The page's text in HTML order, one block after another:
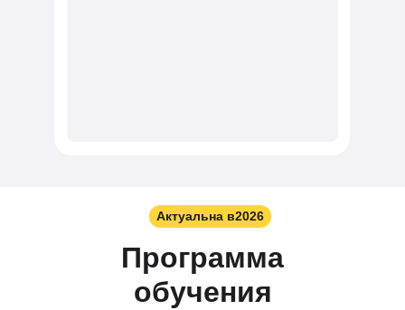
Программа
обучения
Актуальна в2026